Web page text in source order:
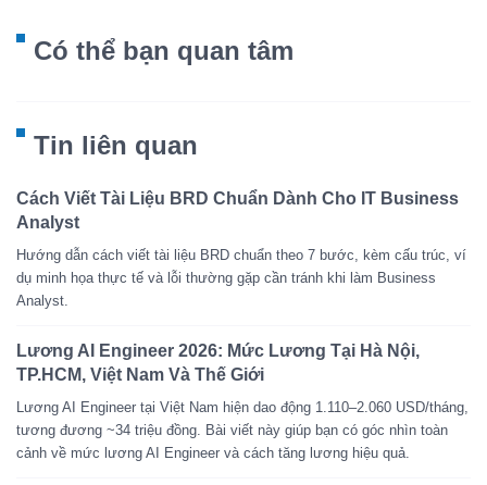
Có thể bạn quan tâm
Tin liên quan
Cách Viết Tài Liệu BRD Chuẩn Dành Cho IT Business
Analyst
Hướng dẫn cách viết tài liệu BRD chuẩn theo 7 bước, kèm cấu trúc, ví
dụ minh họa thực tế và lỗi thường gặp cần tránh khi làm Business
Analyst.
Lương AI Engineer 2026: Mức Lương Tại Hà Nội,
TP.HCM, Việt Nam Và Thế Giới
Lương AI Engineer tại Việt Nam hiện dao động 1.110–2.060 USD/tháng,
tương đương ~34 triệu đồng. Bài viết này giúp bạn có góc nhìn toàn
cảnh về mức lương AI Engineer và cách tăng lương hiệu quả.